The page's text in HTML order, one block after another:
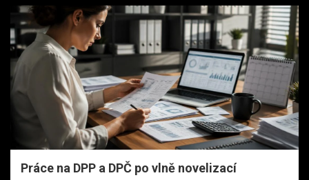
Práce na DPP a DPČ po vlně novelizací